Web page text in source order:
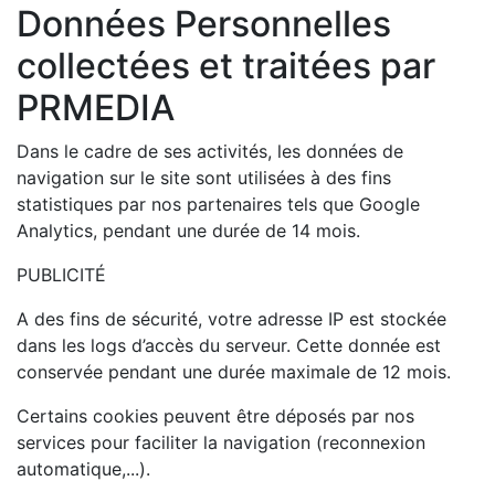
Données Personnelles
collectées et traitées par
PRMEDIA
Dans le cadre de ses activités, les données de
navigation sur le site sont utilisées à des fins
statistiques par nos partenaires tels que Google
Analytics, pendant une durée de 14 mois.
PUBLICITÉ
A des fins de sécurité, votre adresse IP est stockée
dans les logs d’accès du serveur. Cette donnée est
conservée pendant une durée maximale de 12 mois.
Certains cookies peuvent être déposés par nos
services pour faciliter la navigation (reconnexion
automatique,...).